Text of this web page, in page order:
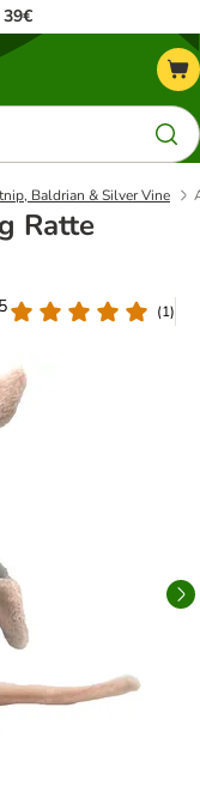
Baldrian & Silver Vine
Ratte
(1)